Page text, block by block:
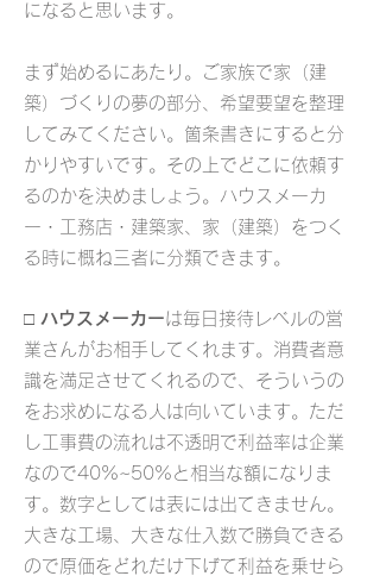
になると思います。
まず始めるにあたり。ご家族で家（建
築）づくりの夢の部分、希望要望を整理
してみてください。箇条書きにすると分
かりやすいです。その上でどこに依頼す
るのかを決めましょう。ハウスメーカ
ー・工務店・建築家、家（建築）をつく
る時に概ね三者に分類できます。
□ ハウスメーカーは毎日接待レベルの営
業さんがお相手してくれます。消費者意
識を満足させてくれるので、そういうの
をお求めになる人は向いています。ただ
し工事費の流れは不透明で利益率は企業
なので40%~50%と相当な額になりま
す。数字としては表には出てきません。
大きな工場、大きな仕入数で勝負できる
ので原価をどれだけ下げて利益を乗せら